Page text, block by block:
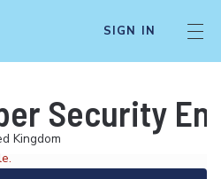
SIGN IN
Security
Kingdom